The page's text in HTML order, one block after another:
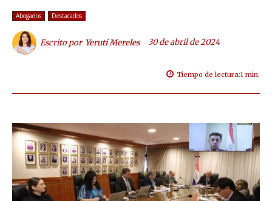
Abogados Destacados
Escrito por Yerutí Mereles 30 de abril de 2024
Tiempo de lectura:1 min.